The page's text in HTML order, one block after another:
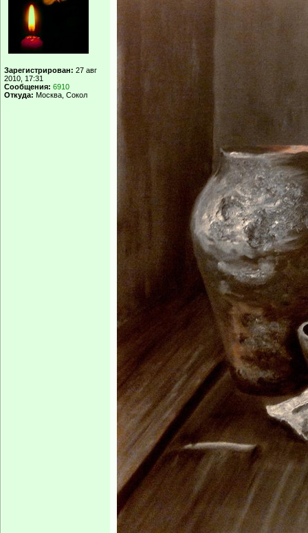
Зарегистрирован: 27 авг
2010, 17:31
Сообщения: 6910
Откуда: Москва, Сокол